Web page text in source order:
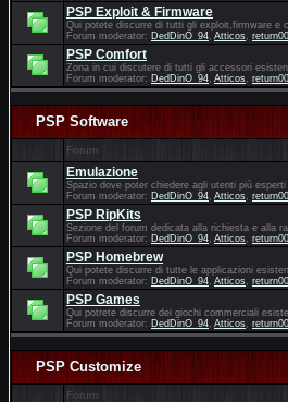
PSP Exploit & Firmware
Qui potete discurre di tutti gli exploit,firmware e
Forum moderator: DedDinO_94, Atticos,
PSP Comfort
Zona in cui discutere di tutti gli accessori
Forum moderator: DedDinO_94, Atticos,
PSP Software
Forum
Emulazione
Spazio dove poter chiedere agli utenti più
Forum moderator: DedDinO_94, Atticos,
PSP RipKits
Sezione del forum dedicata alla richiesta e alla
Forum moderator: DedDinO_94, Atticos,
PSP Homebrew
Qui potete discurre di tutte le applicazioni
Forum moderator: DedDinO_94, Atticos,
PSP Games
Qui potrete discurre dei giochi commerciali
Forum moderator: DedDinO_94, Atticos,
PSP Customize
Forum